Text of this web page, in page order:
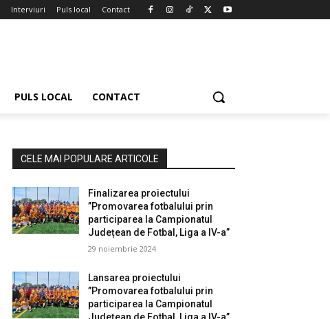
Interviuri Puls local Contact
PULS LOCAL CONTACT
CELE MAI POPULARE ARTICOLE
Finalizarea proiectului
”Promovarea fotbalului prin
participarea la Campionatul
Județean de Fotbal, Liga a IV-a”
29 noiembrie 2024
Lansarea proiectului
”Promovarea fotbalului prin
participarea la Campionatul
Județean de Fotbal, Liga a IV-a”